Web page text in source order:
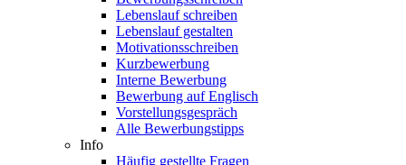
Lebenslauf schreiben
Lebenslauf gestalten
Motivationsschreiben
Kurzbewerbung
Interne Bewerbung
Bewerbung auf Englisch
Vorstellungsgespräch
Alle Bewerbungstipps
Info
Häufig gestellte Fragen